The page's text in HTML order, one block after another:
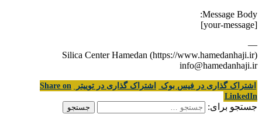
Message Body:
[your-message]
—
Silica Center Hamedan (https://www.hamedanhaji.ir)
info@hamedanhaji.ir
اشتراک گذاری در فیس بوک اشتراک گذاری در توییتر
Share on
LinkedIn
جستجو برای: